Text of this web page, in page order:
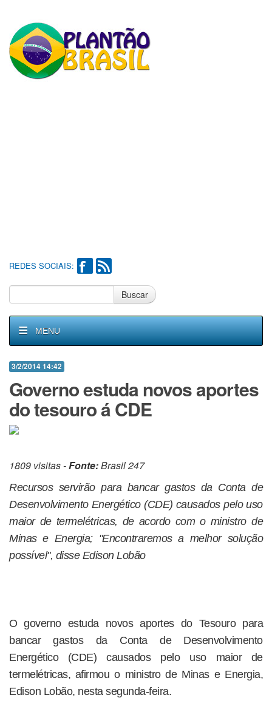
REDES SOCIAIS:
Buscar
MENU
3/2/2014 14:42
Governo estuda novos aportes
do tesouro á CDE
1809 visitas -Fonte:Brasil 247
Recursos servirão para bancar gastos da Conta de
Desenvolvimento Energético (CDE) causados pelo uso
maior de termelétricas, de acordo com o ministro de
Minas e Energia; "Encontraremos a melhor solução
possível", disse Edison Lobão
O governo estuda novos aportes do Tesouro para
bancar gastos da Conta de Desenvolvimento
Energético (CDE) causados pelo uso maior de
termelétricas, afirmou o ministro de Minas e Energia,
Edison Lobão, nesta segunda-feira.